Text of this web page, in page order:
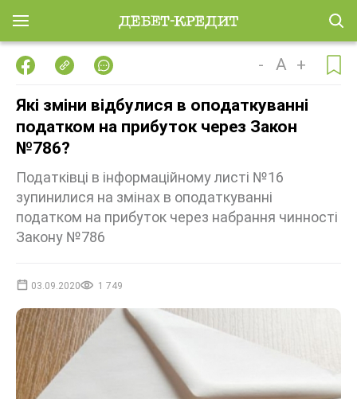
- A +
Які зміни відбулися в оподаткуванні
податком на прибуток через Закон
№786?
Податківці в інформаційному листі №16
зупинилися на змінах в оподаткуванні
податком на прибуток через набрання чинності
Закону №786
03.09.2020 1 749